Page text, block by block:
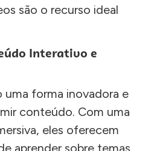
são o recurso ideal
Interativo e
uma forma inovadora e
conteúdo. Com uma
eles oferecem
aprender sobre temas